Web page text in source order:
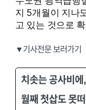
지 5개월이 지나
고 있는 것으로
▼기사전문 보러가기
치솟는 공사비
월째 첫삽도 못떠